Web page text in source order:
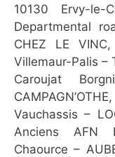
10130 Ervy-le-
Departmental
CHEZ LE
Villemaur-Palis –
Caroujat
Vauchassis –
Anciens AFN
Chaource –